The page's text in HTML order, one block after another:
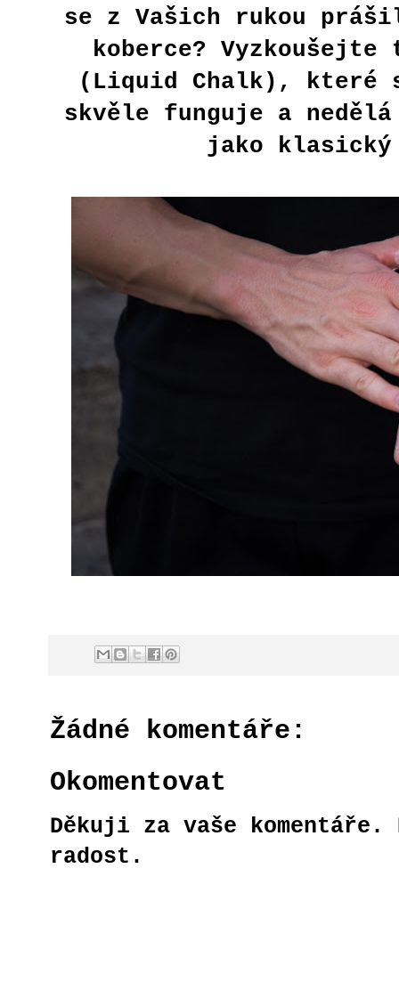
se z Vašich rukou
koberce? Vyzkoušejte
(Liquid Chalk), které
skvěle funguje a
jako klasický
Žádné komentáře:
Okomentovat
Děkuji za vaše
radost.